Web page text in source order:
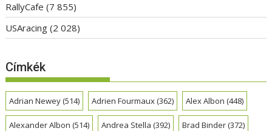
RallyCafe (7 855)
USAracing (2 028)
Címkék
Adrian Newey(514) Adrien Fourmaux(362) Alex Albon (448)
Alexander Albon (514) Andrea Stella (392) Brad Binder(372)